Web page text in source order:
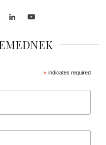
LinkedInYoutube
*indicates required